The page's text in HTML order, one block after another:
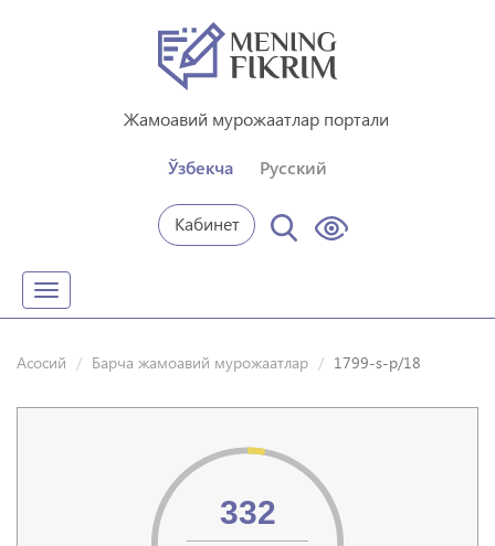
Жамоавий мурожаатлар портали
Ўзбекча Русский
Кабинет
Toggle
navigation
Асосий Барча жамоавий мурожаатлар 1799-s-p/18
332